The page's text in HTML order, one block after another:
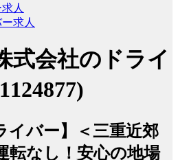
人
求人
式会社のドライ
イバー】＜三重近郊
転なし！安心の地場